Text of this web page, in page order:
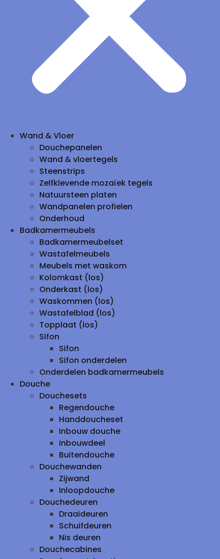
Wand & Vloer
Douchepanelen
Wand & vloertegels
Steenstrips
Zelfklevende mozaïek tegels
Natuursteen platen
Wandpanelen profielen
Onderhoud
Badkamermeubels
Badkamermeubelset
Wastafelmeubels
Meubels met waskom
Kolomkast (los)
Onderkast (los)
Waskommen (los)
Wastafelblad (los)
Topplaat (los)
Sifon
Sifon
Sifon onderdelen
Onderdelen badkamermeubels
Douche
Douchesets
Regendouche
Handdoucheset
Inbouw douche
inbouwdeel
Buitendouche
Douchewanden
Zijwand
Inloopdouche
Douchedeuren
Draaideuren
Schuifdeuren
Nis deuren
Douchecabines